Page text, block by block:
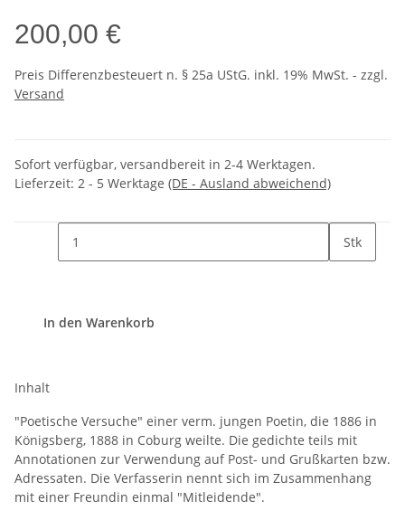
200,00 €
Preis Differenzbesteuert n. § 25a UStG. inkl. 19% MwSt. - zzgl.
Versand
Sofort verfügbar, versandbereit in 2-4 Werktagen.
Lieferzeit: 2 - 5 Werktage (DE - Ausland abweichend)
Stk
In den Warenkorb
Inhalt
"Poetische Versuche" einer verm. jungen Poetin, die 1886 in
Königsberg, 1888 in Coburg weilte. Die gedichte teils mit
Annotationen zur Verwendung auf Post- und Grußkarten bzw.
Adressaten. Die Verfasserin nennt sich im Zusammenhang
mit einer Freundin einmal "Mitleidende".